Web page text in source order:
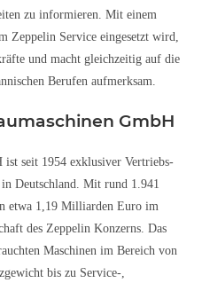
zu informieren. Mit einem
Service eingesetzt wird,
und macht gleichzeitig auf die
Berufen aufmerksam.
GmbH
ist seit 1954 exklusiver Vertriebs-
Deutschland. Mit rund 1.941
etwa 1,19 Milliarden Euro im
des Zeppelin Konzerns. Das
Maschinen im Bereich von
bis zu Service-,